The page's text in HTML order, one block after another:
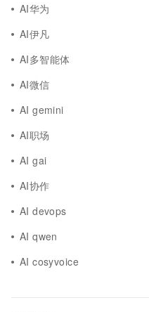
AI华为
AI伊凡
AI多智能体
AI微信
AI gemini
AI职场
AI gai
AI协作
AI devops
AI qwen
AI cosyvoice